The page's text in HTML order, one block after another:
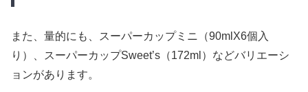
また、量的にも、スーパーカップミニ（90mlX6個入
り）、スーパーカップSweet’s（172ml）などバリエーシ
ョンがあります。